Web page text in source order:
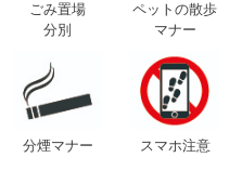
ごみ置場
分別
ペットの散歩
マナー
分煙マナー スマホ注意